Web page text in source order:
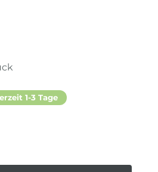
1-3 Tage